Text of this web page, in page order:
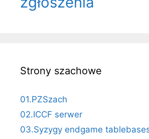
Strony szachowe
01.PZSzach
02.ICCF serwer
03.Syzygy endgame